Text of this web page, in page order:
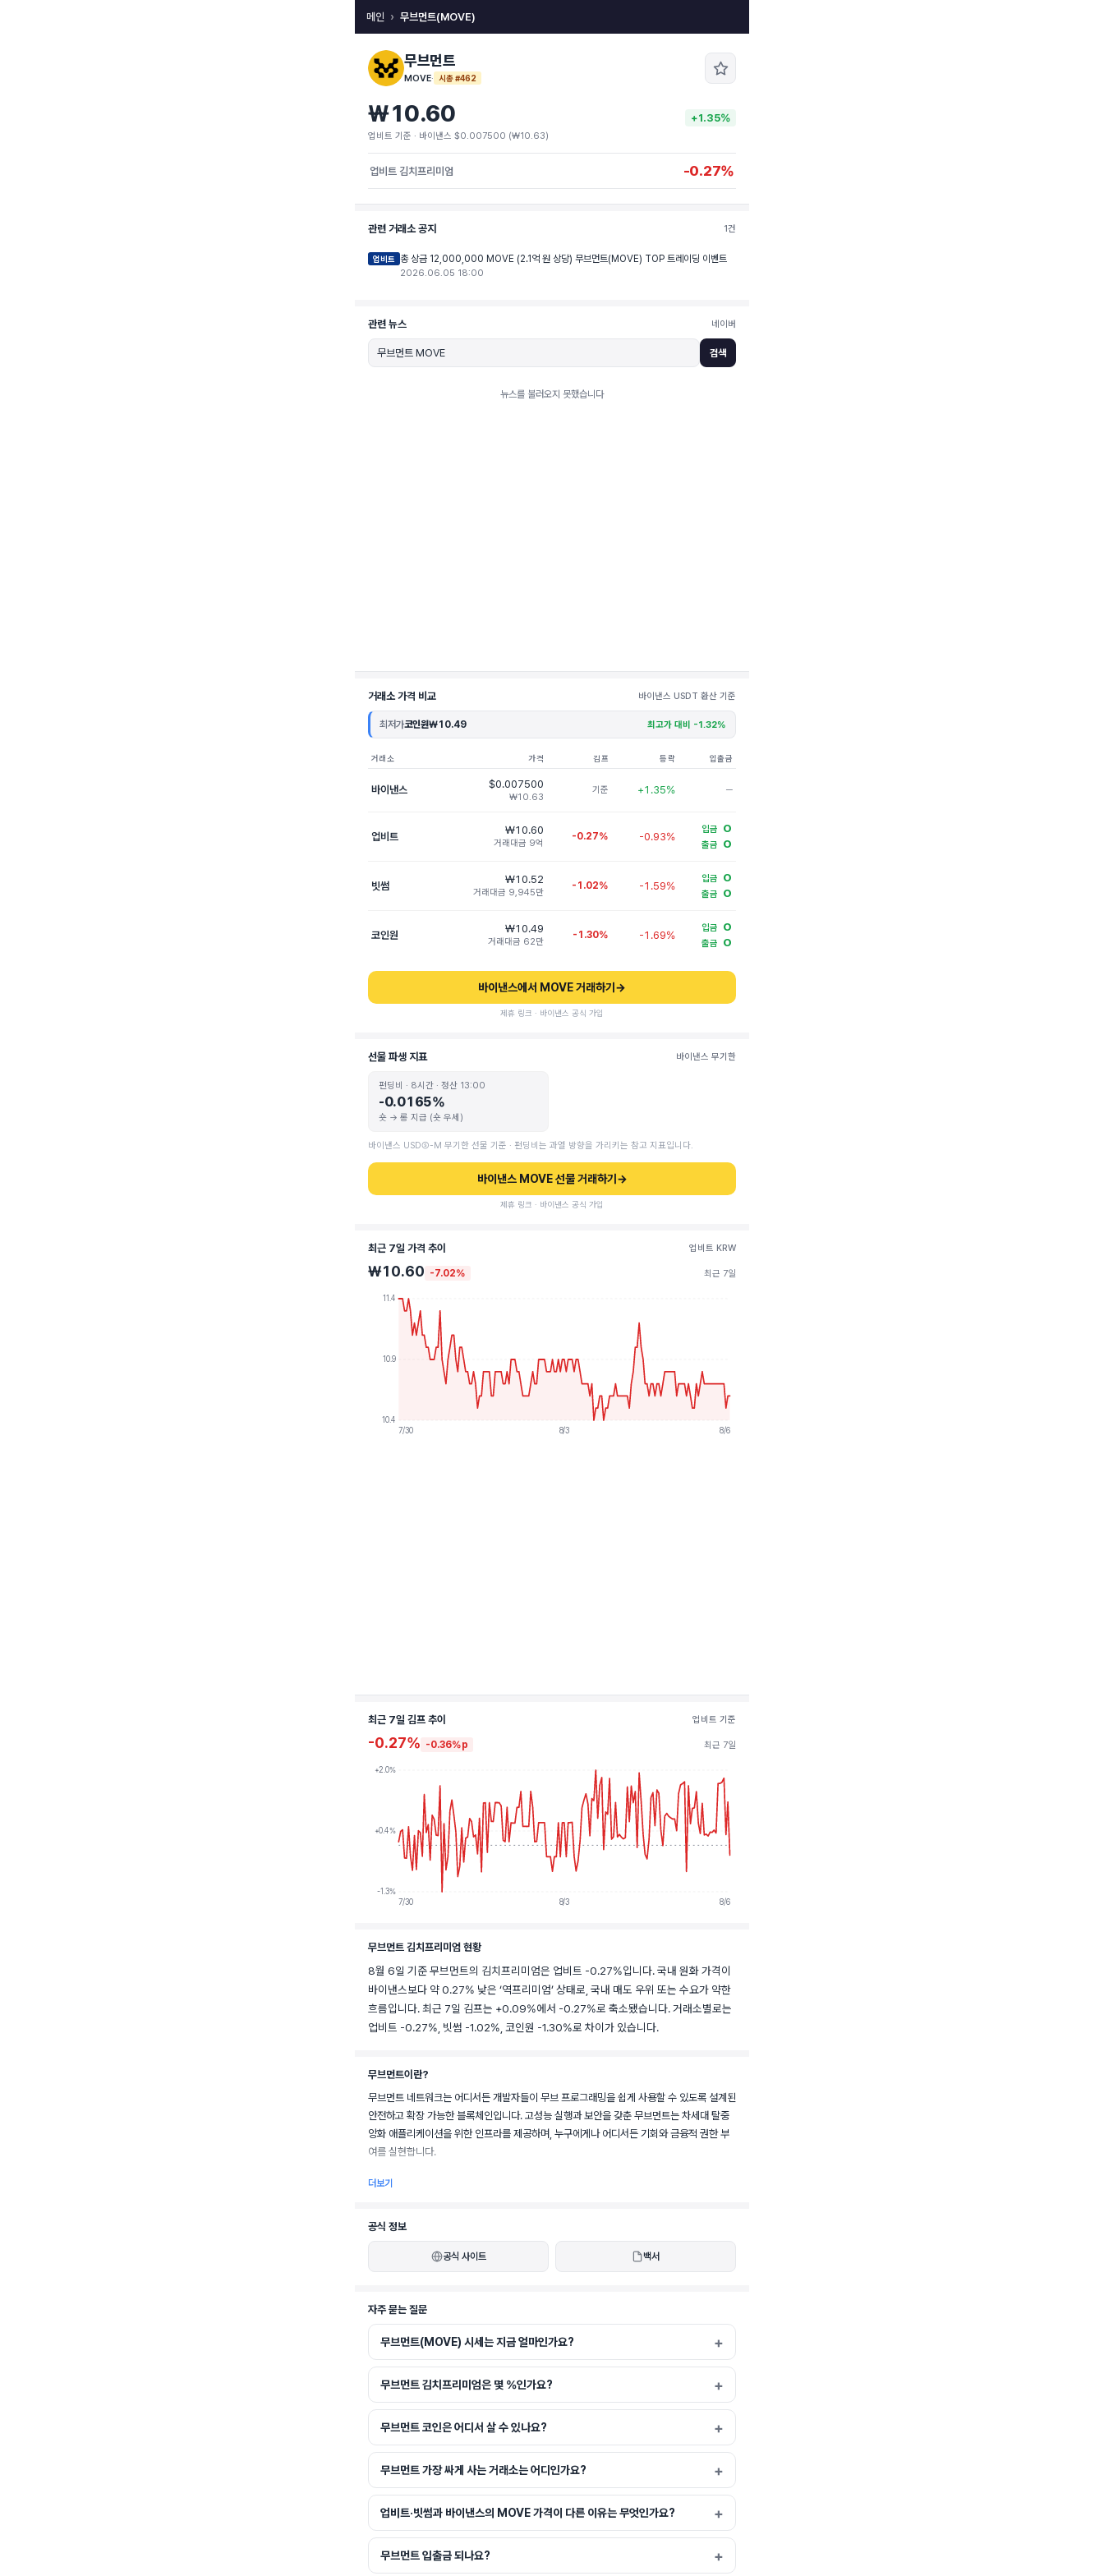
메인 무브먼트(MOVE)
무브먼트
MOVE· 시총 #462
₩10.60 +1.35%
업비트 기준 · 바이낸스 $0.007500 (₩10.63)
업비트 김치프리미엄 -0.27%
관련 거래소 공지 1건
업비트 총 상금 12,000,000 MOVE (2.1억 원 상당) 무브먼트(MOVE) TOP 트레이딩 이벤트
2026.06.05 18:00
관련 뉴스 네이버
검색
뉴스를 불러오지 못했습니다
거래소 가격 비교 바이낸스 USDT 환산 기준
최저가코인원₩10.49 최고가 대비 -1.32%
거래소 가격 김프 등락 입출금
바이낸스 $0.007500
₩10.63
기준 +1.35% ─
업비트
₩10.60
거래대금 9억
-0.27% -0.93%
입금 O
출금 O
빗썸
₩10.52
거래대금 9,945만
-1.02% -1.59%
입금 O
출금 O
코인원
₩10.49
거래대금 62만
-1.30% -1.69%
입금 O
출금 O
바이낸스에서 MOVE 거래하기 →
제휴 링크 · 바이낸스 공식 가입
선물 파생 지표 바이낸스 무기한
펀딩비 · 8시간 · 정산 13:00
-0.0165%
숏 → 롱 지급 (숏 우세)
바이낸스 USDⓈ-M 무기한 선물 기준 · 펀딩비는 과열 방향을 가리키는 참고 지표입니다.
바이낸스 MOVE 선물 거래하기 →
제휴 링크 · 바이낸스 공식 가입
최근 7일 가격 추이 업비트 KRW
₩10.60 -7.02% 최근 7일
11.4
10.9
10.4
7/30
8/3 8/6
최근 7일 김프 추이 업비트 기준
-0.27% -0.36%p 최근 7일
+2.0%
+0.4%
-1.3%
7/30
8/3 8/6
무브먼트 김치프리미엄 현황
8월 6일 기준 무브먼트의 김치프리미엄은 업비트 -0.27%입니다. 국내 원화 가격이
바이낸스보다 약 0.27% 낮은 ‘역프리미엄’ 상태로, 국내 매도 우위 또는 수요가 약한
흐름입니다. 최근 7일 김프는 +0.09%에서 -0.27%로 축소됐습니다. 거래소별로는
업비트 -0.27%, 빗썸 -1.02%, 코인원 -1.30%로 차이가 있습니다.
무브먼트이란?
무브먼트 네트워크는 어디서든 개발자들이 무브 프로그래밍을 쉽게 사용할 수 있도록 설계된
안전하고 확장 가능한 블록체인입니다. 고성능 실행과 보안을 갖춘 무브먼트는 차세대 탈중
앙화 애플리케이션을 위한 인프라를 제공하며, 누구에게나 어디서든 기회와 금융적 권한 부
여를 실현합니다.
$MOVE는 무브먼트 네트워크의 네이티브 토큰으로, 거래 수수료와 네트워크 보안을 위한
스테이킹에 사용됩니다. 무브먼트 M1(레이어 1) 네트워크는 무브 프로그래밍 언어로 구동되
며, 누구에게나 어디서든 기회, 접근성, 금융적 권한 부여를 실현합니다.
더보기
공식 정보
공식 사이트 백서
자주 묻는 질문
무브먼트(MOVE) 시세는 지금 얼마인가요?
무브먼트 김치프리미엄은 몇 %인가요?
무브먼트 코인은 어디서 살 수 있나요?
무브먼트 가장 싸게 사는 거래소는 어디인가요?
업비트·빗썸과 바이낸스의 MOVE 가격이 다른 이유는 무엇인가요?
무브먼트 입출금 되나요?